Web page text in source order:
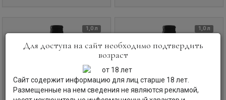
1,0 л 1,0 л
Для доступа на сайт необходимо подтвердить
возраст
Сайт содержит информацию для лиц старше 18 лет.
Размещенные на нем сведения не являются рекламой,